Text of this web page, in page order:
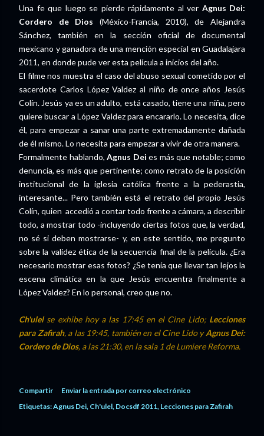
Una fe que luego se pierde rápidamente al ver Agnus Dei:
Cordero de Dios (México-Francia, 2010), de Alejandra
Sánchez, también en la sección oficial de documental
mexicano y ganadora de una mención especial en Guadalajara
2011, en donde pude ver esta película a inicios del año.
El filme nos muestra el caso del abuso sexual cometido por el
sacerdote Carlos López Valdez al niño de once años Jesús
Colín. Jesús ya es un adulto, está casado, tiene una niña, pero
quiere buscar a López Valdez para encararlo. Lo necesita, dice
él, para empezar a sanar una parte extremadamente dañada
de él mismo. Lo necesita para empezar a vivir de otra manera.
Formalmente hablando, Agnus Dei es más que notable; como
denuncia, es más que pertinente; como retrato de la posición
institucional de la iglesia católica frente a la pederastia,
interesante... Pero también está el retrato del propio Jesús
Colín, quien accedió a contar todo frente a cámara, a describir
todo, a mostrar todo -incluyendo ciertas fotos que, la verdad,
no sé si deben mostrarse- y, en este sentido, me pregunto
sobre la validez ética de la secuencia final de la película. ¿Era
necesario mostrar esas fotos? ¿Se tenía que llevar tan lejos la
escena climática en la que Jesús encuentra finalmente a
López Valdez? En lo personal, creo que no.
Ch'ulel se exhibe hoy a las 17:45 en el Cine Lido; Lecciones
para Zafirah, a las 19:45, también en el Cine Lido yAgnus Dei:
Cordero de Dios, a las 21:30, en la sala 1 de Lumiere Reforma.
Compartir
Enviar la entrada por correo electrónico
Etiquetas:Agnus Dei Ch'ulel Docsdf 2011 Lecciones para Zafirah